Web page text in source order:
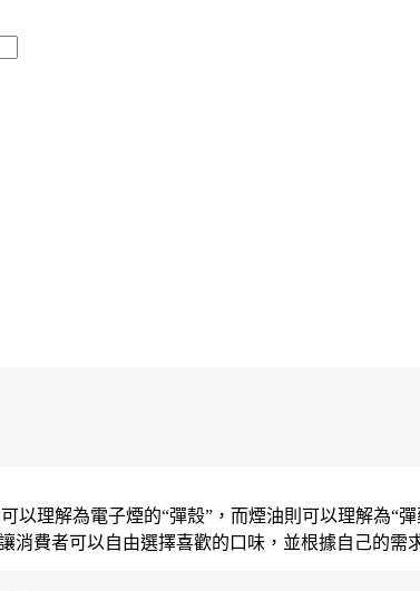
以理解為電子煙的“彈殼”，而煙油則可以理解為
消費者可以自由選擇喜歡的口味，並根據自己的需